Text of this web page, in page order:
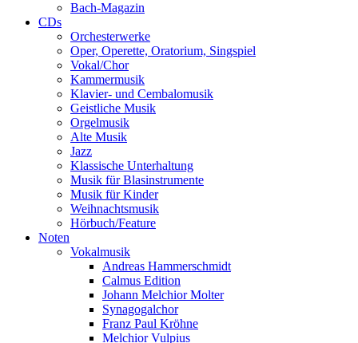
Bach-Magazin
CDs
Orchesterwerke
Oper, Operette, Oratorium, Singspiel
Vokal/Chor
Kammermusik
Klavier- und Cembalomusik
Geistliche Musik
Orgelmusik
Alte Musik
Jazz
Klassische Unterhaltung
Musik für Blasinstrumente
Musik für Kinder
Weihnachtsmusik
Hörbuch/Feature
Noten
Vokalmusik
Andreas Hammerschmidt
Calmus Edition
Johann Melchior Molter
Synagogalchor
Franz Paul Kröhne
Melchior Vulpius